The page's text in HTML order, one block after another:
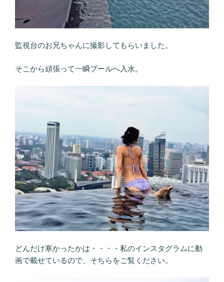
監視台のお兄ちゃんに撮影してもらいました。
そこから頑張って一瞬プールへ入水。
どんだけ寒かったかは・・・・私のインスタグラムに動
画で載せているので、そちらをご覧ください。